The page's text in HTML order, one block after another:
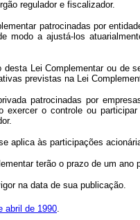
regulador e fiscalizador.
patrocinadas por
modo a ajustá-los
Lei Complementar ou de
previstas na Lei
patrocinadas por
exercer o controle ou
às participações
terão o prazo de um
na data de sua publicação.
abril de 1990.